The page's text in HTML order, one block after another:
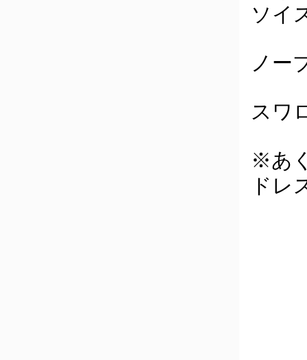
ソイ
ノー
スワ
※あ
ドレ